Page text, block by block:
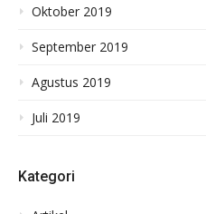
Oktober 2019
September 2019
Agustus 2019
Juli 2019
Kategori